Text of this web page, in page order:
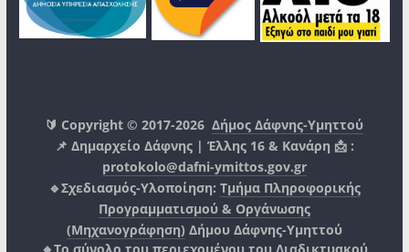
🔰 Copyright © 2017-2026Δήμος Δάφνης-Υμηττού
📌 Δημαρχείο Δάφνης | Έλλης 16 & Κανάρη 📩 :
protokolo@dafni-ymittos.gov.gr
🔹Σχεδιασμός-Υλοποίηση: Τμήμα Πληροφορικής
Προγραμματισμού & Οργάνωσης
(Μηχανογράφηση) Δήμου Δάφνης-Υμηττού
🔸Το σύνολο του περιεχομένου του Διαδικτυακού